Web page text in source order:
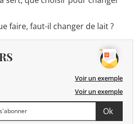
faire, faut-il changer de lait ?
Voir un exemple
Voir un exemple